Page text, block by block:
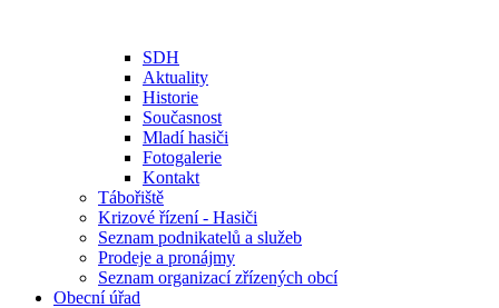
SDH
Aktuality
Historie
Současnost
Mladí hasiči
Fotogalerie
Kontakt
Tábořiště
Krizové řízení - Hasiči
Seznam podnikatelů a služeb
Prodeje a pronájmy
Seznam organizací zřízených obcí
Obecní úřad